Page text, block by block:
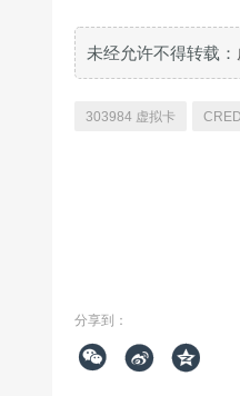
未经允许不得转载：
303984 虚拟卡
分享到：
  